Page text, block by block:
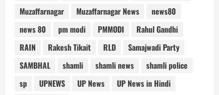
Muzaffarnagar
Muzaffarnagar News
news80
news 80
pm modi PMMODI
Rahul Gandhi
RAIN
Rakesh Tikait RLD
Samajwadi Party
SAMBHAL
shamli shamli news
shamli police
sp
UPNEWS UP News
UP News in Hindi